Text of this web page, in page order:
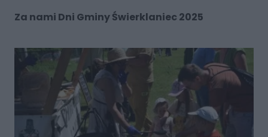
Za nami Dni Gminy Świerklaniec 2025